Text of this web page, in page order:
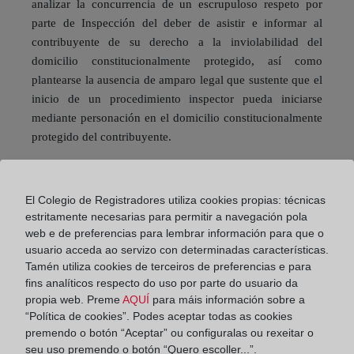
analizar la concurrencia de un escrupuloso respeto por
parte de Inspección del deber de asistir e informar al
contribuyente de su derecho a la inviolabilidad del
domicilio constitucionalmente protegido, así como
plantearse la ausencia de amparo legal que sustente que el
inicio de un procedimiento inspector pueda iniciarse
mediante personación en el domicilio constitucionalmente
protegido del contribuyente.
hace ya tiempo vengo defendiendo, que ponen en tela de
juicio el artículo 8.6 de la LJCA. En cierta medida, la
Sentencia que motiva este artículo refuerza la idea sobre la
idoneidad o no del Juzgado de lo Contencioso-
Administrativo para autorizar el acceso al domicilio del
contribuyente cuando, de la información o documentación
necesaria para obtener la autorización de entrada, puede
desprenderse que se esté ante un presunto delito contra la
El Colegio de Registradores utiliza cookies propias: técnicas
estritamente necesarias para permitir a navegación pola
web e de preferencias para lembrar información para que o
usuario acceda ao servizo con determinadas características.
Tamén utiliza cookies de terceiros de preferencias e para
fins analíticos respecto do uso por parte do usuario da
propia web. Preme AQUÍ para máis información sobre a
“Política de cookies”. Podes aceptar todas as cookies
premendo o botón “Aceptar” ou configuralas ou rexeitar o
seu uso premendo o botón “Quero escoller...”.